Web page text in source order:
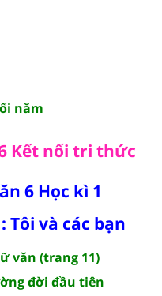
năm
Kết nối tri thức
6 Học kì 1
Tôi và các bạn
văn (trang 11)
đời đầu tiên